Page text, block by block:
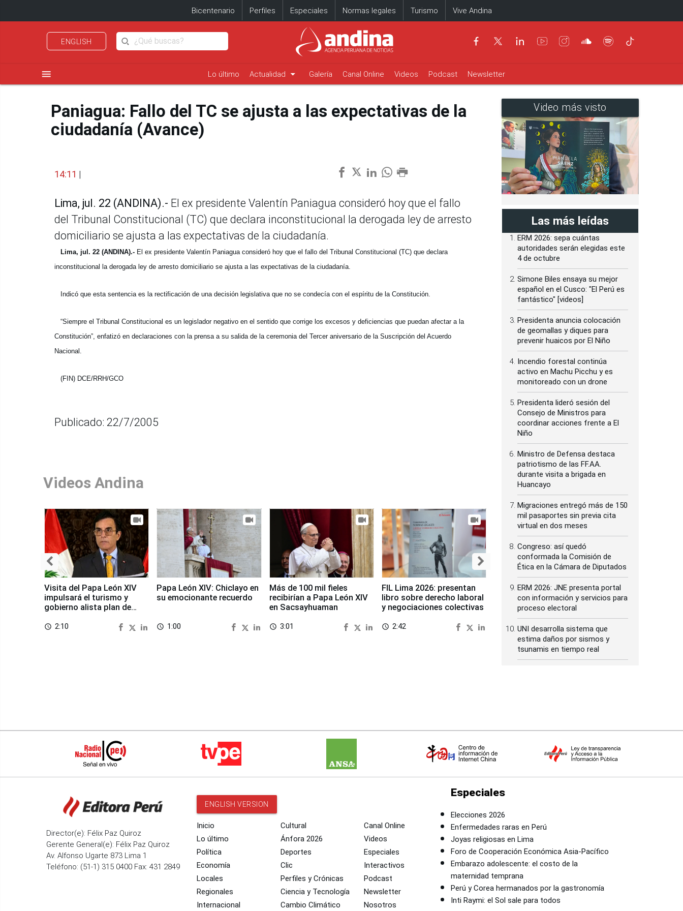
Bicentenario Perfiles Especiales Normas legales Turismo Vive Andina
ENGLISH
menu Lo último Actualidad arrow_drop_down Galería Canal Online Videos Podcast Newsletter
Paniagua: Fallo del TC se ajusta a las expectativas de la
ciudadanía (Avance)
14:11 |
Lima, jul. 22 (ANDINA).- El ex presidente Valentín Paniagua consideró hoy que el fallo
del Tribunal Constitucional (TC) que declara inconstitucional la derogada ley de arresto
domiciliario se ajusta a las expectativas de la ciudadanía.
Lima, jul. 22 (ANDINA).- El ex presidente Valentín Paniagua consideró hoy que el fallo del Tribunal Constitucional (TC) que declara
inconstitucional la derogada ley de arresto domiciliario se ajusta a las expectativas de la ciudadanía.
Indicó que esta sentencia es la rectificación de una decisión legislativa que no se condecía con el espíritu de la Constitución.
“Siempre el Tribunal Constitucional es un legislador negativo en el sentido que corrige los excesos y deficiencias que puedan afectar a la
Constitución”, enfatizó en declaraciones con la prensa a su salida de la ceremonia del Tercer aniversario de la Suscripción del Acuerdo
Nacional.
(FIN) DCE/RRH/GCO
Publicado: 22/7/2005
Videos Andina
Visita del Papa León XIV
impulsará el turismo y
gobierno alista plan de
access_time 2:10
Papa León XIV: Chiclayo en
su emocionante recuerdo
access_time 1:00
Más de 100 mil fieles
recibirían a Papa León XIV
en Sacsayhuaman
access_time 3:01
FIL Lima 2026: presentan
libro sobre derecho laboral
y negociaciones colectivas
access_time 2:42
Video más visto
Las más leídas
ERM 2026: sepa cuántas
autoridades serán elegidas este
4 de octubre
Simone Biles ensaya su mejor
español en el Cusco: "El Perú es
fantástico" [videos]
Presidenta anuncia colocación
de geomallas y diques para
prevenir huaicos por El Niño
Incendio forestal continúa
activo en Machu Picchu y es
monitoreado con un drone
Presidenta lideró sesión del
Consejo de Ministros para
coordinar acciones frente a El
Niño
Ministro de Defensa destaca
patriotismo de las FF.AA.
durante visita a brigada en
Huancayo
Migraciones entregó más de 150
mil pasaportes sin previa cita
virtual en dos meses
Congreso: así quedó
conformada la Comisión de
Ética en la Cámara de Diputados
ERM 2026: JNE presenta portal
con información y servicios para
proceso electoral
UNI desarrolla sistema que
estima daños por sismos y
tsunamis en tiempo real
Director(e): Félix Paz Quiroz
Gerente General(e): Félix Paz Quiroz
Av. Alfonso Ugarte 873 Lima 1
Teléfono: (51-1) 315 0400 Fax: 431 2849
ENGLISH VERSION
Inicio
Lo último
Política
Economía
Locales
Regionales
Internacional
Cultural
Ánfora 2026
Deportes
Clic
Perfiles y Crónicas
Ciencia y Tecnología
Cambio Climático
Canal Online
Videos
Especiales
Interactivos
Podcast
Newsletter
Nosotros
Especiales
Elecciones 2026
Enfermedades raras en Perú
Joyas religiosas en Lima
Foro de Cooperación Económica Asia-Pacífico
Embarazo adolescente: el costo de la
maternidad temprana
Perú y Corea hermanados por la gastronomía
Inti Raymi: el Sol sale para todos